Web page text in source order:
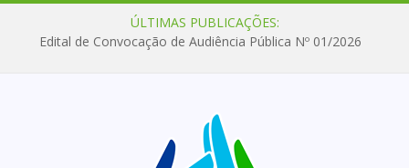
ÚLTIMAS PUBLICAÇÕES:
Edital de Convocação de Audiência Pública Nº 01/2026